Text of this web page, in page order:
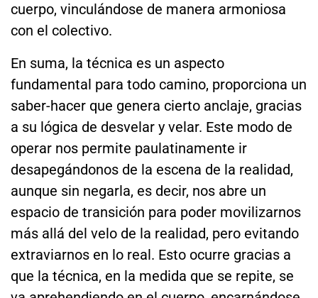
cuerpo, vinculándose de manera armoniosa
con el colectivo.
En suma, la técnica es un aspecto
fundamental para todo camino, proporciona un
saber-hacer que genera cierto anclaje, gracias
a su lógica de desvelar y velar. Este modo de
operar nos permite paulatinamente ir
desapegándonos de la escena de la realidad,
aunque sin negarla, es decir, nos abre un
espacio de transición para poder movilizarnos
más allá del velo de la realidad, pero evitando
extraviarnos en lo real. Esto ocurre gracias a
que la técnica, en la medida que se repite, se